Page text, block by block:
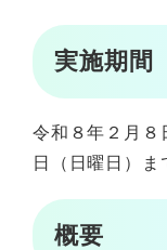
実施期間
令和８年２月８
日（日曜日）ま
概要